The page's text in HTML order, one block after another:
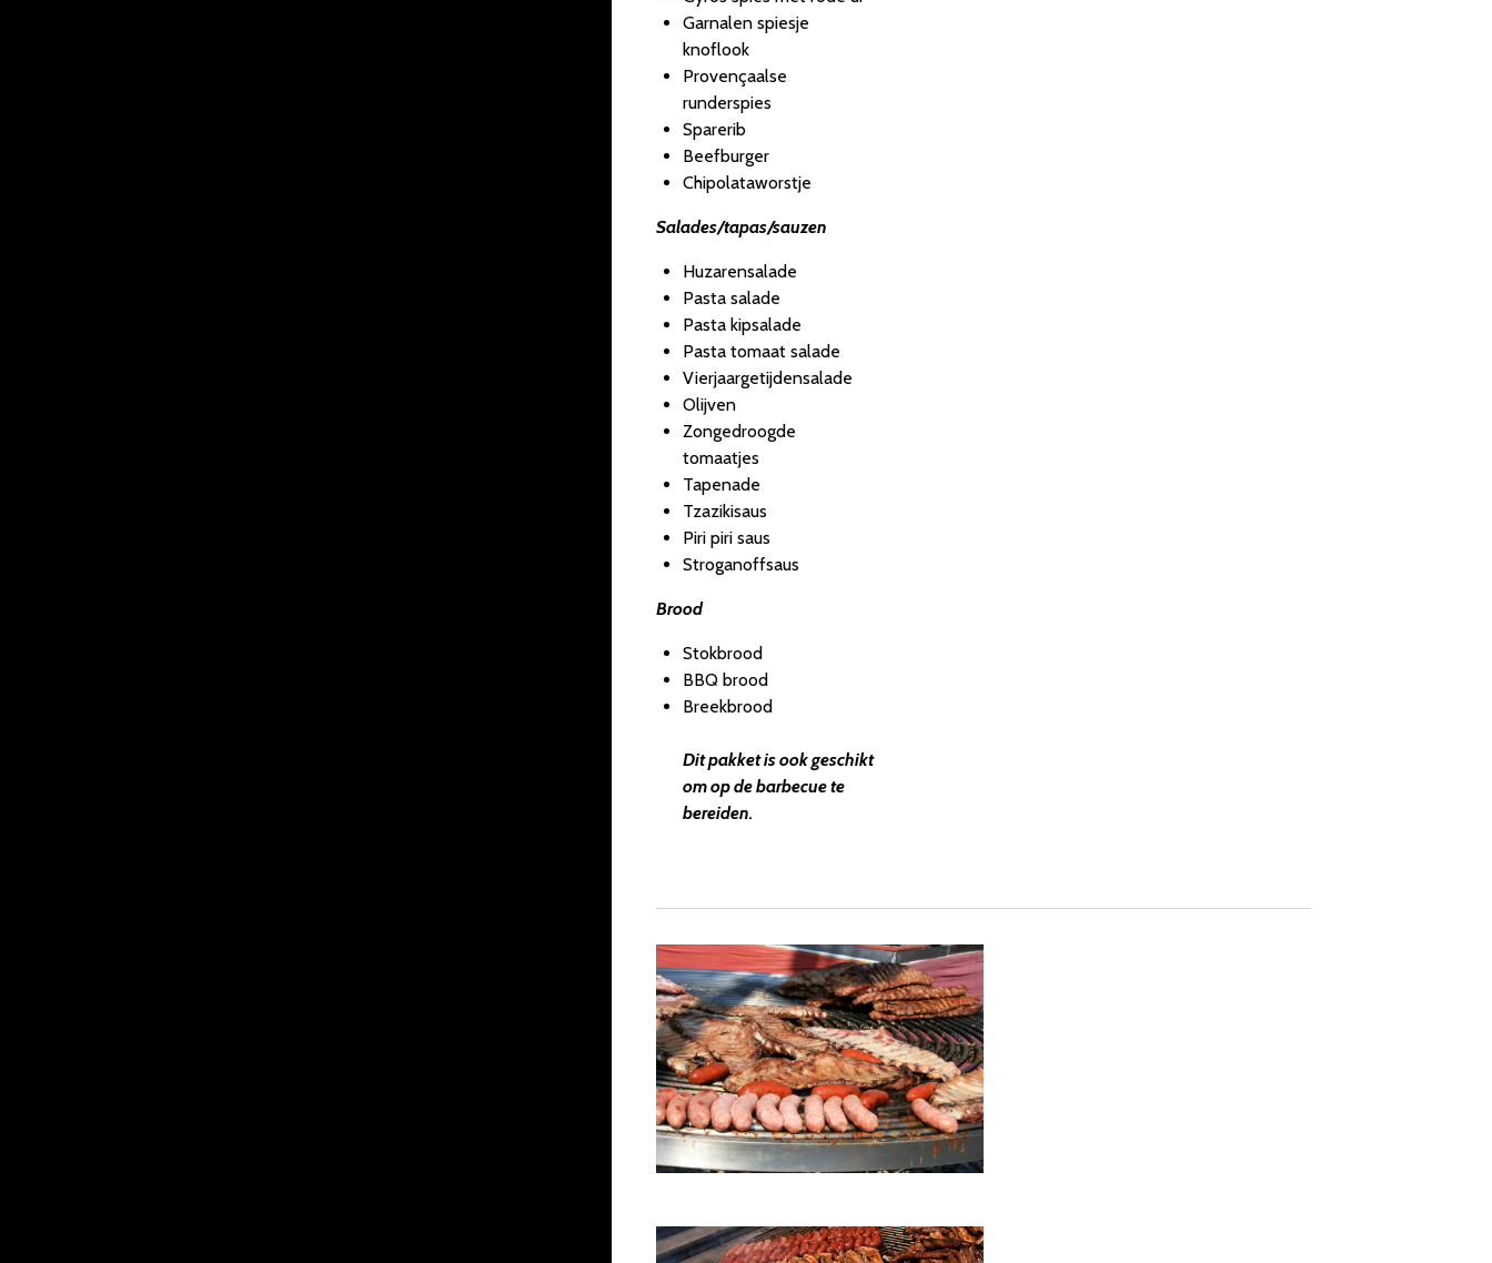
Garnalen spiesje
knoflook
Provençaalse
runderspies
Sparerib
Beefburger
Chipolataworstje
Salades/tapas/sauzen
Huzarensalade
Pasta salade
Pasta kipsalade
Pasta tomaat salade
Vierjaargetijdensalade
Olijven
Zongedroogde
tomaatjes
Tapenade
Tzazikisaus
Piri piri saus
Stroganoffsaus
Brood
Stokbrood
BBQ brood
Breekbrood
Dit pakket is ook geschikt
om op de barbecue te
bereiden.